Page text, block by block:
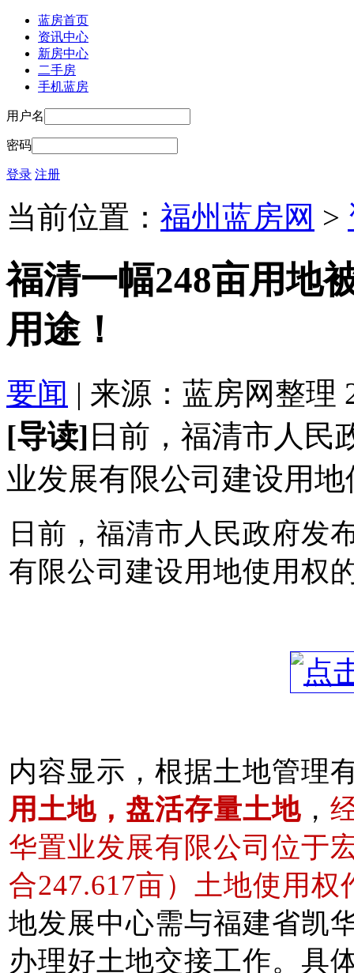
蓝房首页
资讯中心
新房中心
二手房
手机蓝房
用户名
密码
登录 注册
当前位置： 福州蓝房网 >
福清一幅248亩用地
用途！
要闻 | 来源：蓝房网整理
[导读] 日前，福清市人民
业发展有限公司建设用
日前，福清市人民政府发
有限公司建设用地使用权
内容显示，根据土地管理
用土地，盘活存量土地 ，
华置业发展有限公司位于
合247.617亩）土地使用
地发展中心需与福建省凯
办理好土地交接工作。具